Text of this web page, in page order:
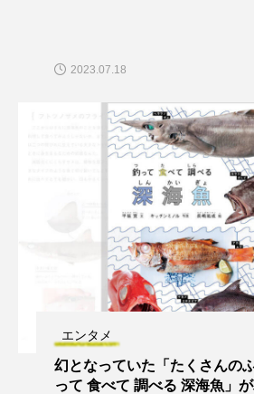
2023.07.18
エンタメ
幻となっていた「たくさんの
って 食べて 調べる 深海魚」